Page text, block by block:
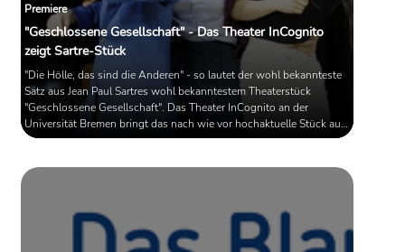
Premiere
"Geschlossene Gesellschaft" - Das Theater InCognito
zeigt Sartre-Stück
"Die Hölle, das sind die Anderen" - so lautet der wohl bekannteste
Satz aus Jean Paul Sartres wohl bekanntestem Theaterstück
"Geschlossene Gesellschaft". Das Theater InCognito an der
Universität Bremen bringt das nach wie vor hochaktuelle Stück auf
Bühne. Die Premiere findet am 5. Mai 2023 um 20 Uhr im